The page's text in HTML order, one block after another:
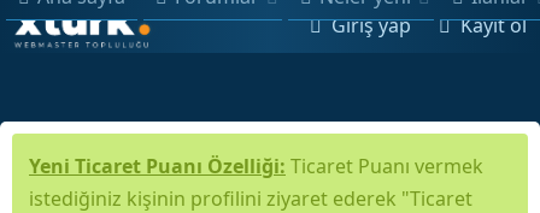
Giriş yap Kayıt ol
Yeni Ticaret Puanı Özelliği: Ticaret Puanı vermek
istediğiniz kişinin profilini ziyaret ederek "Ticaret